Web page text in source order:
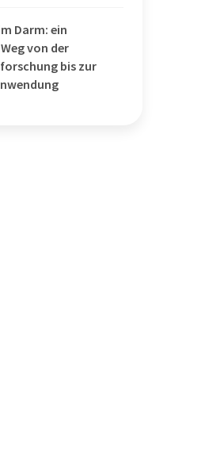
Darm: ein
von der
bis zur